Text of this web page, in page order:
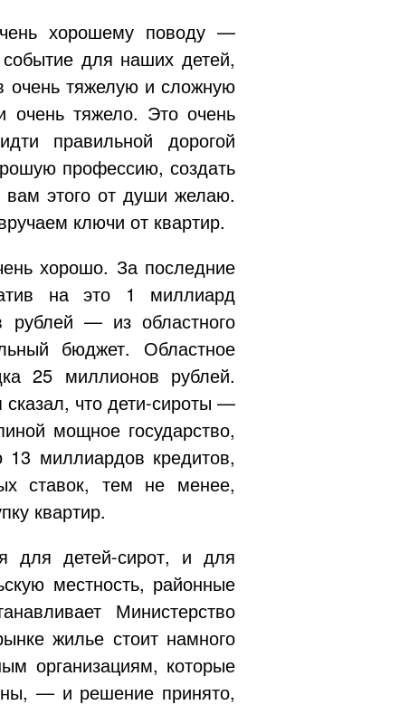
хорошему поводу —
для наших детей,
очень тяжелую и сложную
очень тяжело. Это очень
правильной дорогой
профессию, создать
этого от души желаю.
ключи от квартир.
хорошо. За последние
на это 1 миллиард
— из областного
бюджет. Областное
25 миллионов рублей.
что дети-сироты —
мощное государство,
миллиардов кредитов,
ставок, тем не менее,
квартир.
для детей-сирот, и для
местность, районные
Министерство
жилье стоит намного
организациям, которые
— и решение принято,